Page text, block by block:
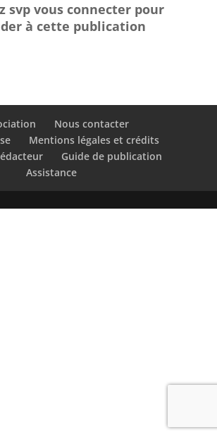
svp vous connecter pour
à cette publication
Nous contacter
Mentions légales et crédits
Guide de publication
Assistance